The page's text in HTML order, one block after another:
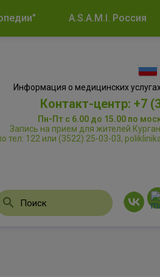
A.S.A.M.I. Россия
Информация о медицинских
Контакт-центр: +7
Пн-Пт с 6.00 до 15.00 по
Запись на прием для жителей
тел: 122 или (3522) 25-03-03,